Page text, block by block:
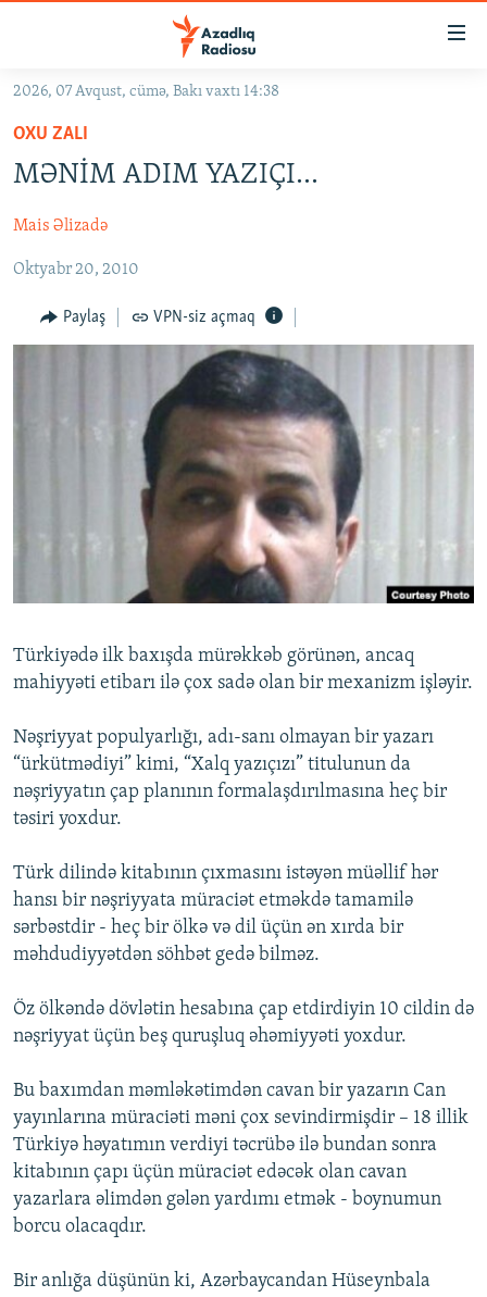
Əsas
qayıt
Əsas
qayıt
keç
#İZAHLA
#ƏSLINDƏ
FƏRQƏ BAX
QANUNI DOĞRU
ARAŞDIRMA
RADIO ARXIV
AZƏRBAYCAN ƏDƏBIYYATI KITABXANASI
İSLAM VƏ DEMOKRATIYA
İZ - MƏDƏNIYYƏT PROQRAMI
PEŞƏ ETIKASI VƏ JURNALISTIKA STANDARTLARIMIZ
MATERIALLARIMIZDAN ISTIFADƏ
BIZIMLƏ ƏLAQƏ
2026, 07 Avqust, cümə, Bakı vaxtı 14:38
OXU ZALI
MƏNİM ADIM YAZIÇI...
Mais Əlizadə
Oktyabr 20, 2010
Paylaş VPN-siz açmaq
Türkiyədə ilk baxışda mürəkkəb görünən, ancaq
mahiyyəti etibarı ilə çox sadə olan bir mexanizm işləyir.
Nəşriyyat populyarlığı, adı-sanı olmayan bir yazarı
“ürkütmədiyi” kimi, “Xalq yazıçızı” titulunun da
nəşriyyatın çap planının formalaşdırılmasına heç bir
təsiri yoxdur.
Türk dilində kitabının çıxmasını istəyən müəllif hər
hansı bir nəşriyyata müraciət etməkdə tamamilə
sərbəstdir - heç bir ölkə və dil üçün ən xırda bir
məhdudiyyətdən söhbət gedə bilməz.
Öz ölkəndə dövlətin hesabına çap etdirdiyin 10 cildin də
nəşriyyat üçün beş quruşluq əhəmiyyəti yoxdur.
Bu baxımdan məmləkətimdən cavan bir yazarın Can
yayınlarına müraciəti məni çox sevindirmişdir – 18 illik
Türkiyə həyatımın verdiyi təcrübə ilə bundan sonra
kitabının çapı üçün müraciət edəcək olan cavan
yazarlara əlimdən gələn yardımı etmək - boynumun
borcu olacaqdır.
Bir anlığa düşünün ki, Azərbaycandan Hüseynbala